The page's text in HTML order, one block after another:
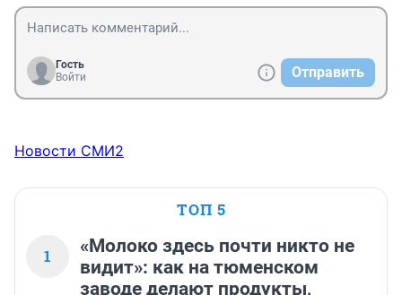
Гость
Войти
Отправить
Новости СМИ2
ТОП 5
1
«Молоко здесь почти никто не
видит»: как на тюменском
заводе делают продукты,